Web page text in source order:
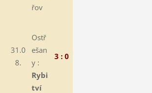
řov
31.0
8.
Ostř
ešan
y :
Rybi
tví
3 : 0